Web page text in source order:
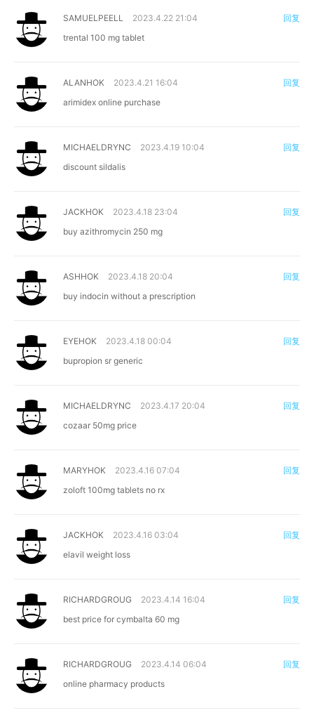
SAMUELPEELL
2023.4.22 21:04
trental 100 mg tablet
回复
ALANHOK
2023.4.21 16:04
arimidex online purchase
回复
MICHAELDRYNC
2023.4.19 10:04
discount sildalis
回复
JACKHOK
2023.4.18 23:04
buy azithromycin 250 mg
回复
ASHHOK
2023.4.18 20:04
buy indocin without a prescription
回复
EYEHOK
2023.4.18 00:04
bupropion sr generic
回复
MICHAELDRYNC
2023.4.17 20:04
cozaar 50mg price
回复
MARYHOK
2023.4.16 07:04
zoloft 100mg tablets no rx
回复
JACKHOK
2023.4.16 03:04
elavil weight loss
回复
RICHARDGROUG
2023.4.14 16:04
best price for cymbalta 60 mg
回复
RICHARDGROUG
2023.4.14 06:04
online pharmacy products
回复